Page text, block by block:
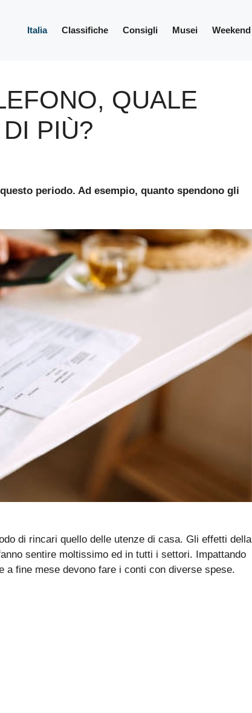
Italia Classifiche Consigli Musei Weekend
QUALE
PIÙ?
periodo. Ad esempio, quanto spendono gli
di rincari quello delle utenze di casa. Gli effetti della
sentire moltissimo ed in tutti i settori. Impattando
fine mese devono fare i conti con diverse spese.